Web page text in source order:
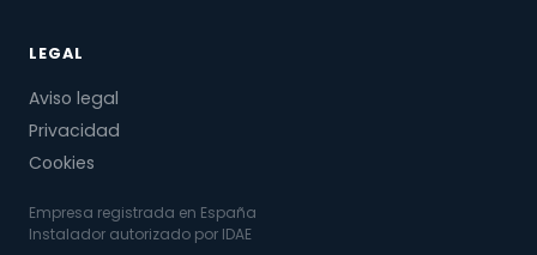
LEGAL
Aviso legal
Privacidad
Cookies
Empresa registrada en España
Instalador autorizado por IDAE